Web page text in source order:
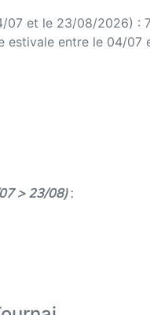
07 et le 23/08/2026) :
estivale entre le 04/
> 23/08) :